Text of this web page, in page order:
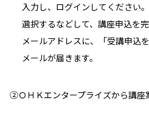
入力し、ログインしてください
選択するなどして、講座申込を
メールアドレスに、「受講申込
メールが届きます。
②ＯＨＫエンタープライズから講座